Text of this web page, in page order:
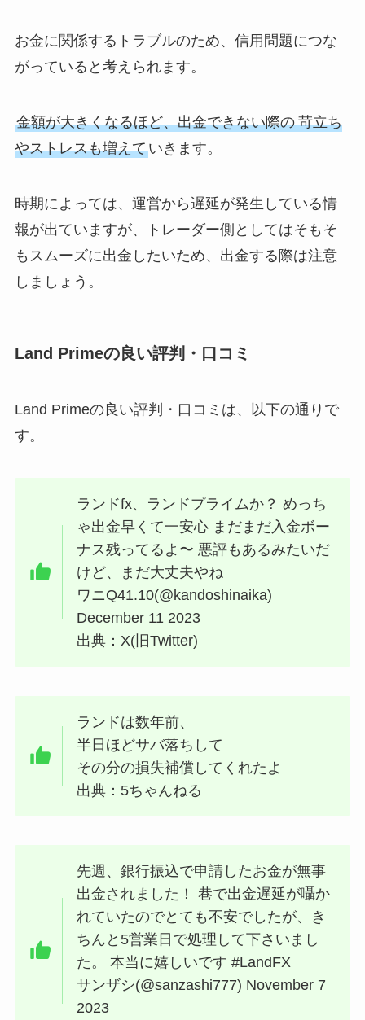
お金に関係するトラブルのため、信用問題につな
がっていると考えられます。
金額が大きくなるほど、出金できない際の 苛立ち
やストレスも増えていきます。
時期によっては、運営から遅延が発生している情
報が出ていますが、トレーダー側としてはそもそ
もスムーズに出金したいため、出金する際は注意
しましょう。
Land Primeの良い評判・口コミ
Land Primeの良い評判・口コミは、以下の通りで
す。
ランドfx、ランドプライムか？ めっち
ゃ出金早くて一安心 まだまだ入金ボー
ナス残ってるよ〜 悪評もあるみたいだ
けど、まだ大丈夫やね
ワニQ41.10(@kandoshinaika)
December 11 2023
出典：X(旧Twitter)
ランドは数年前、
半日ほどサバ落ちして
その分の損失補償してくれたよ
出典：5ちゃんねる
先週、銀行振込で申請したお金が無事
出金されました！ 巷で出金遅延が囁か
れていたのでとても不安でしたが、き
ちんと5営業日で処理して下さいまし
た。 本当に嬉しいです #LandFX
サンザシ(@sanzashi777) November 7
2023